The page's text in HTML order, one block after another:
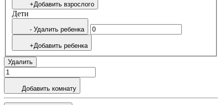
+Добавить взрослого
Дети
- Удалить ребенка
+Добавить ребенка
Удалить
Добавить комнату